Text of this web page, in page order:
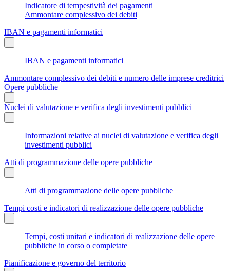
Indicatore di tempestività dei pagamenti
Ammontare complessivo dei debiti
IBAN e pagamenti informatici
IBAN e pagamenti informatici
Ammontare complessivo dei debiti e numero delle imprese creditrici
Opere pubbliche
Nuclei di valutazione e verifica degli investimenti pubblici
Informazioni relative ai nuclei di valutazione e verifica degli
investimenti pubblici
Atti di programmazione delle opere pubbliche
Atti di programmazione delle opere pubbliche
Tempi costi e indicatori di realizzazione delle opere pubbliche
Tempi, costi unitari e indicatori di realizzazione delle opere
pubbliche in corso o completate
Pianificazione e governo del territorio